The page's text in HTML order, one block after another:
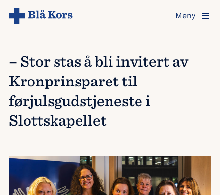
Hopp
Meny
– Stor stas å bli invitert av
Kronprinsparet til
førjulsgudstjeneste i
Slottskapellet